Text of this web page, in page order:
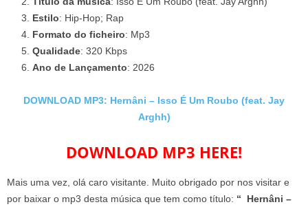
Estilo: Hip-Hop; Rap
Formato do ficheiro: Mp3
Qualidade: 320 Kbps
Ano de Lançamento: 2026
DOWNLOAD MP3: Hernâni – Isso É Um Roubo (feat. Jay
Arghh)
DOWNLOAD MP3 HERE!
Mais uma vez, olá caro visitante. Muito obrigado por nos visitar e
por baixar o mp3 desta música que tem como título: “ Hernâni –